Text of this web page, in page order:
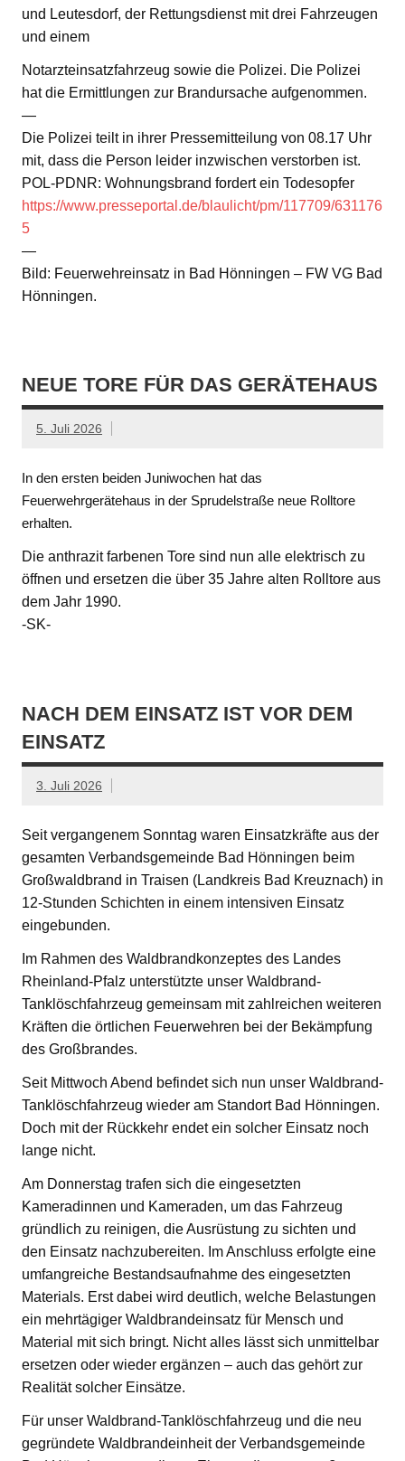
und Leutesdorf, der Rettungsdienst mit drei Fahrzeugen
und einem
Notarzteinsatzfahrzeug sowie die Polizei. Die Polizei
hat die Ermittlungen zur Brandursache aufgenommen.
—
Die Polizei teilt in ihrer Pressemitteilung von 08.17 Uhr
mit, dass die Person leider inzwischen verstorben ist.
POL-PDNR: Wohnungsbrand fordert ein Todesopfer
https://www.presseportal.de/blaulicht/pm/117709/631176
5
—
Bild: Feuerwehreinsatz in Bad Hönningen – FW VG Bad
Hönningen.
NEUE TORE FÜR DAS GERÄTEHAUS
5. Juli 2026
In den ersten beiden Juniwochen hat das
Feuerwehrgerätehaus in der Sprudelstraße neue Rolltore
erhalten.
Die anthrazit farbenen Tore sind nun alle elektrisch zu
öffnen und ersetzen die über 35 Jahre alten Rolltore aus
dem Jahr 1990.
-SK-
NACH DEM EINSATZ IST VOR DEM
EINSATZ
3. Juli 2026
Seit vergangenem Sonntag waren Einsatzkräfte aus der
gesamten Verbandsgemeinde Bad Hönningen beim
Großwaldbrand in Traisen (Landkreis Bad Kreuznach) in
12-Stunden Schichten in einem intensiven Einsatz
eingebunden.
Im Rahmen des Waldbrandkonzeptes des Landes
Rheinland-Pfalz unterstützte unser Waldbrand-
Tanklöschfahrzeug gemeinsam mit zahlreichen weiteren
Kräften die örtlichen Feuerwehren bei der Bekämpfung
des Großbrandes.
Seit Mittwoch Abend befindet sich nun unser Waldbrand-
Tanklöschfahrzeug wieder am Standort Bad Hönningen.
Doch mit der Rückkehr endet ein solcher Einsatz noch
lange nicht.
Am Donnerstag trafen sich die eingesetzten
Kameradinnen und Kameraden, um das Fahrzeug
gründlich zu reinigen, die Ausrüstung zu sichten und
den Einsatz nachzubereiten. Im Anschluss erfolgte eine
umfangreiche Bestandsaufnahme des eingesetzten
Materials. Erst dabei wird deutlich, welche Belastungen
ein mehrtägiger Waldbrandeinsatz für Mensch und
Material mit sich bringt. Nicht alles lässt sich unmittelbar
ersetzen oder wieder ergänzen – auch das gehört zur
Realität solcher Einsätze.
Für unser Waldbrand-Tanklöschfahrzeug und die neu
gegründete Waldbrandeinheit der Verbandsgemeinde